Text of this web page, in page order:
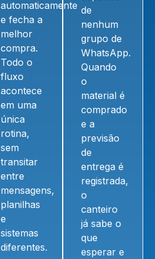
automaticamente
e fecha a
melhor
compra.
Todo o
fluxo
acontece
em uma
única
rotina,
sem
transitar
entre
mensagens,
planilhas
e
sistemas
diferentes.
de
nenhum
grupo de
WhatsApp.
Quando
o
material é
comprado
e a
previsão
de
entrega é
registrada,
o
canteiro
já sabe o
que
esperar e